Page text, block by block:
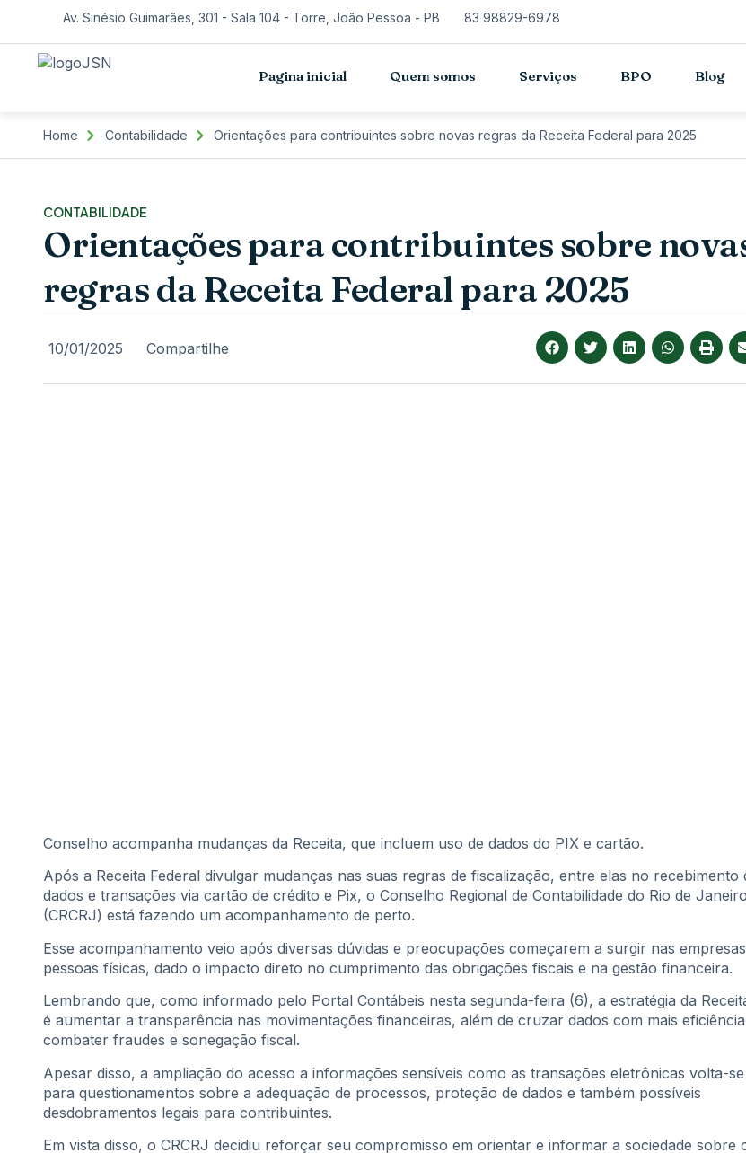
Av. Sinésio Guimarães, 301 - Sala 104 - Torre, João Pessoa - PB 83 98829-6978
Pagina inicial Quem somos Serviços BPO Blog
Home Contabilidade Orientações para contribuintes sobre novas regras da Receita Federal para 2025
CONTABILIDADE
Orientações para contribuintes sobre
regras da Receita Federal para 2025
10/01/2025 Compartilhe
Conselho acompanha mudanças da Receita, que incluem uso de dados do PIX e cartão.
Após a Receita Federal divulgar mudanças nas suas regras de fiscalização, entre elas no recebimento
dados e transações via cartão de crédito e Pix, o Conselho Regional de Contabilidade do Rio de Janeiro
(CRCRJ) está fazendo um acompanhamento de perto.
Esse acompanhamento veio após diversas dúvidas e preocupações começarem a surgir nas
pessoas físicas, dado o impacto direto no cumprimento das obrigações fiscais e na gestão financeira.
Lembrando que, como informado pelo Portal Contábeis nesta segunda-feira (6), a estratégia da
é aumentar a transparência nas movimentações financeiras, além de cruzar dados com mais
combater fraudes e sonegação fiscal.
Apesar disso, a ampliação do acesso a informações sensíveis como as transações eletrônicas volta-se
para questionamentos sobre a adequação de processos, proteção de dados e também possíveis
desdobramentos legais para contribuintes.
Em vista disso, o CRCRJ decidiu reforçar seu compromisso em orientar e informar a sociedade sobre